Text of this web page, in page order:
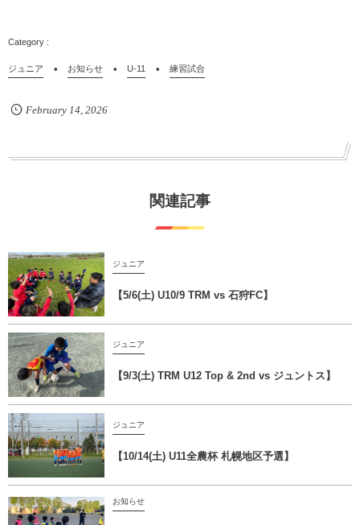
ジュニア お知らせ U-11 練習試合
February 14 2026
関連記事
ジュニア
【5/6(土) U10/9 TRM vs 石狩FC】
ジュニア
【9/3(土) TRM U12 Top & 2nd vs ジュントス】
ジュニア
【10/14(土) U11全農杯 札幌地区予選】
お知らせ